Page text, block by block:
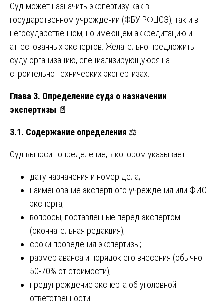
Суд может назначить экспертизу как в
государственном учреждении (ФБУ РФЦСЭ), так и в
негосударственном, но имеющем аккредитацию и
аттестованных экспертов. Желательно предложить
суду организацию, специализирующуюся на
строительно-технических экспертизах.
Глава 3. Определение суда о назначении
экспертизы 📄
3.1. Содержание определения ⚖️
Суд выносит определение, в котором указывает:
дату назначения и номер дела;
наименование экспертного учреждения или ФИО
эксперта;
вопросы, поставленные перед экспертом
(окончательная редакция);
сроки проведения экспертизы;
размер аванса и порядок его внесения (обычно
50-70% от стоимости);
предупреждение эксперта об уголовной
ответственности.